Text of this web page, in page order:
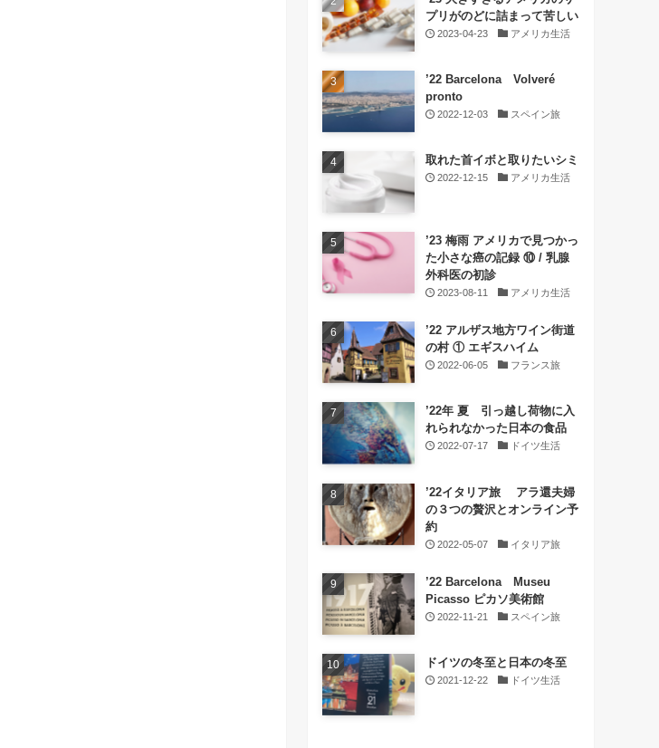
プリがのどに詰まって苦しい
2023-04-23 アメリカ生活
’22 Barcelona Volveré
pronto
2022-12-03 スペイン旅
取れた首イボと取りたいシミ
2022-12-15 アメリカ生活
’23 梅雨 アメリカで見つかっ
た小さな癌の記録 ⑩ / 乳腺
外科医の初診
2023-08-11 アメリカ生活
’22 アルザス地方ワイン街道
の村 ① エギスハイム
2022-06-05 フランス旅
’22年 夏 引っ越し荷物に入
れられなかった日本の食品
2022-07-17 ドイツ生活
’22イタリア旅 アラ還夫婦
の３つの贅沢とオンライン予
約
2022-05-07 イタリア旅
’22 Barcelona Museu
Picasso ピカソ美術館
2022-11-21 スペイン旅
ドイツの冬至と日本の冬至
2021-12-22 ドイツ生活